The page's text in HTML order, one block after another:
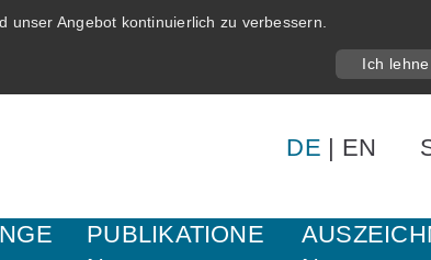
Angebot kontinuierlich zu verbessern.
Ich
DE | EN
PUBLIKATIONE